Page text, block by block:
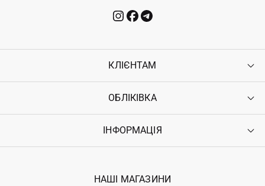
КЛІЄНТАМ
Контакти
Повернення
Гарантія
ОБЛІКІВКА
Увійти
Ostriv Club+
ІНФОРМАЦІЯ
Наші магазини
НАШІ МАГАЗИНИ